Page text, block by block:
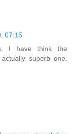
07:15
I have think the
superb one.